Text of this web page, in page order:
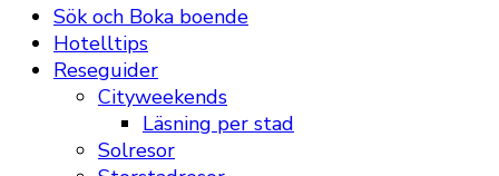
Sök och Boka boende
Hotelltips
Reseguider
Cityweekends
Läsning per stad
Solresor